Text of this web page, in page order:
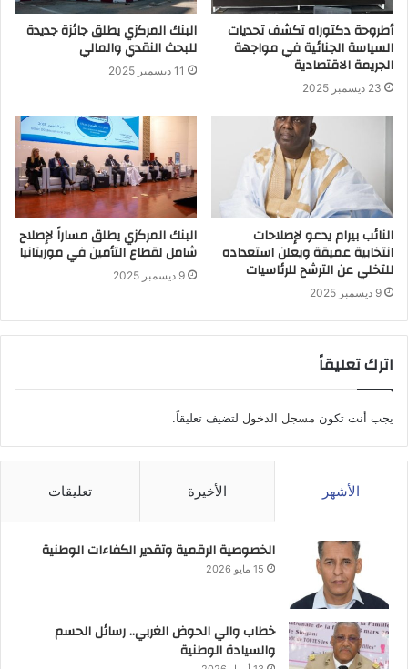
أطروحة دكتوراه تكشف تحديات
السياسة الجنائية في مواجهة
الجريمة الاقتصادية
23 ديسمبر 2025
البنك المركزي يطلق جائزة جديدة
للبحث النقدي والمالي
11 ديسمبر 2025
النائب بيرام يدعو لإصلاحات
انتخابية عميقة ويعلن استعداده
للتخلي عن الترشح للرئاسيات
9 ديسمبر 2025
البنك المركزي يطلق مساراً لإصلاح
شامل لقطاع التأمين في موريتانيا
9 ديسمبر 2025
اترك تعليقاً
يجب أنت تكون مسجل الدخول لتضيف تعليقاً.
الأشهر الأخيرة تعليقات
الخصوصية الرقمية وتقدير الكفاءات الوطنية
15 مايو 2026
خطاب والي الحوض الغربي.. رسائل الحسم
والسيادة الوطنية